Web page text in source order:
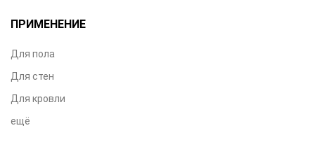
ПРИМЕНЕНИЕ
Для пола
Для стен
Для кровли
ещё